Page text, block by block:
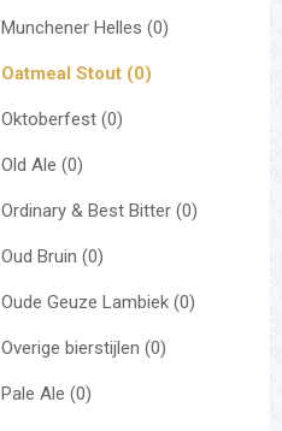
Munchener Helles (0)
Oatmeal Stout (0)
Oktoberfest (0)
Old Ale (0)
Ordinary & Best Bitter (0)
Oud Bruin (0)
Oude Geuze Lambiek (0)
Overige bierstijlen (0)
Pale Ale (0)